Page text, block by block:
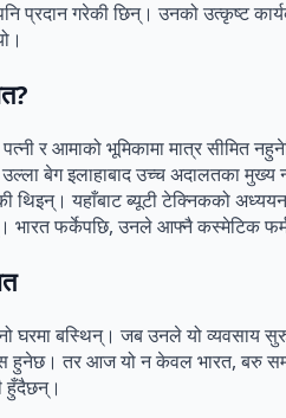
प्रदान गरेकी छिन्। उनको उत्कृष्ट
र आमाको भूमिकामा मात्र सीमित
बेग इलाहाबाद उच्च अदालतका मुख्य
यहाँबाट ब्यूटी टेक्निकको अध्ययन
भारत फर्केपछि, उनले आफ्नै कस्मेटिक
घरमा बस्थिन्। जब उनले यो व्यवसाय
हुनेछ। तर आज यो न केवल भारत, बरु
हुँदैछन्।